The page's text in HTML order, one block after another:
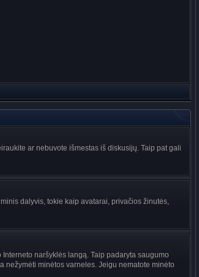
ar nebuvote išmestas iš diskusijų. Taip pat gali
dalyvis, tokie kaip avatarai, privačios žinutės,
naršyklės langą. Taip padaryta saugumo
minėtos varneles. Jeigu nematote minėto